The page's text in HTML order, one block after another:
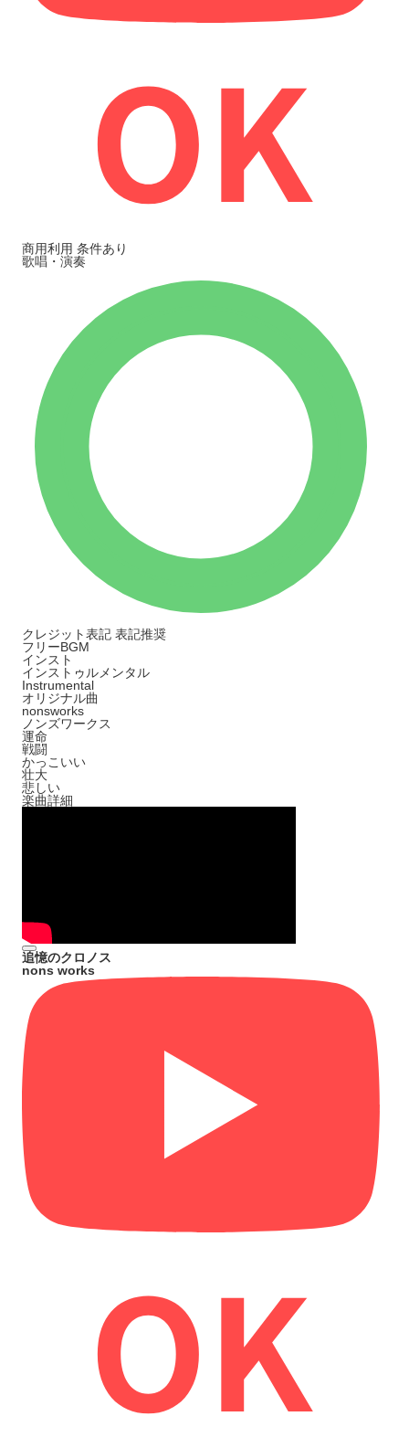
商用利用 条件あり
歌唱・演奏
クレジット表記 表記推奨
フリーBGM
インスト
インストゥルメンタル
Instrumental
オリジナル曲
nonsworks
ノンズワークス
運命
戦闘
かっこいい
壮大
悲しい
楽曲詳細
追憶のクロノス
nons works